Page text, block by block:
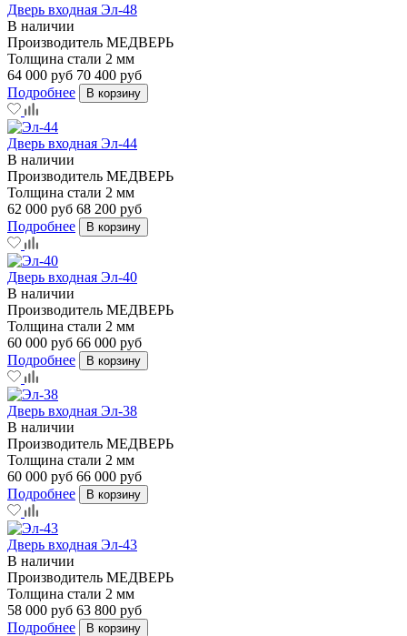
Дверь входная Эл-48
В наличии
Производитель МЕДВЕРЬ
Толщина стали 2 мм
64 000 руб 70 400 руб
Подробнее
В корзину
Дверь входная Эл-44
В наличии
Производитель МЕДВЕРЬ
Толщина стали 2 мм
62 000 руб 68 200 руб
Подробнее
В корзину
Дверь входная Эл-40
В наличии
Производитель МЕДВЕРЬ
Толщина стали 2 мм
60 000 руб 66 000 руб
Подробнее
В корзину
Дверь входная Эл-38
В наличии
Производитель МЕДВЕРЬ
Толщина стали 2 мм
60 000 руб 66 000 руб
Подробнее
В корзину
Дверь входная Эл-43
В наличии
Производитель МЕДВЕРЬ
Толщина стали 2 мм
58 000 руб 63 800 руб
Подробнее
В корзину